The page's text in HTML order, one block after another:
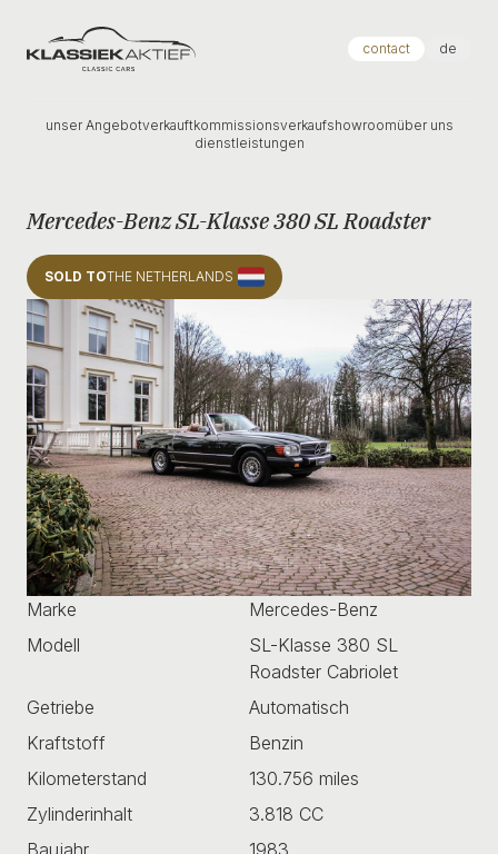
Klassiek Aktief contact de
unser Angebotverkauftkommissionsverkaufshowroomüber uns
dienstleistungen
Mercedes-Benz SL-Klasse 380 SL Roadster
SOLD TOTHE NETHERLANDS
Marke
Mercedes-Benz
Modell
SL-Klasse 380 SL
Roadster Cabriolet
Getriebe
Automatisch
Kraftstoff
Benzin
Kilometerstand
130.756 miles
Zylinderinhalt
3.818 CC
Baujahr
1983